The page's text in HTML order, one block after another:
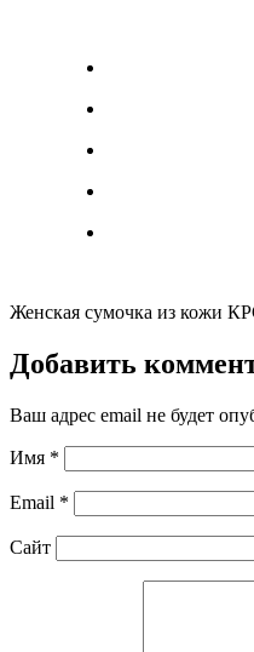
Женская сумочка из кожи
Добавить
Ваш адрес email не будет
Имя *
Email *
Сайт